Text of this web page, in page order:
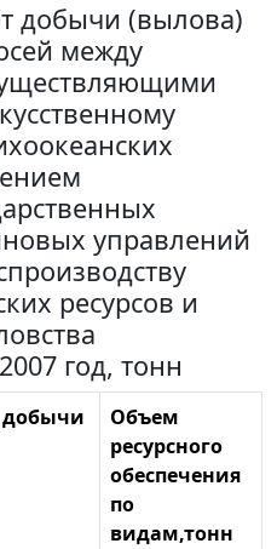
добычи (вылова)
между
управлений
ресурсов и
год, тонн
Объем
ресурсного
обеспечения
по
видам,тонн